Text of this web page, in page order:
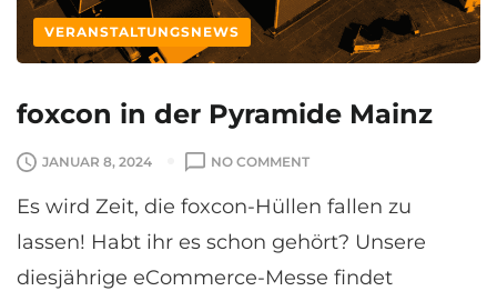
VERANSTALTUNGSNEWS
foxcon in der Pyramide Mainz
JANUAR 8, 2024 NO COMMENTO
F
O
X
C
Es wird Zeit, die foxcon-Hüllen fallen zu
lassen! Habt ihr es schon gehört? Unsere
diesjährige eCommerce-Messe findet